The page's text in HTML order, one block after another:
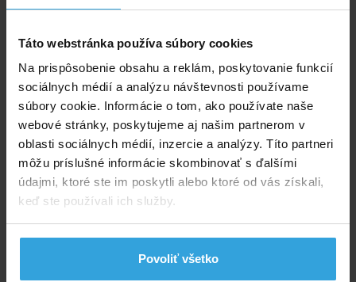
Táto webstránka používa súbory cookies
Na prispôsobenie obsahu a reklám, poskytovanie funkcií
sociálnych médií a analýzu návštevnosti používame
súbory cookie. Informácie o tom, ako používate naše
webové stránky, poskytujeme aj našim partnerom v
oblasti sociálnych médií, inzercie a analýzy. Títo partneri
môžu príslušné informácie skombinovať s ďalšími
údajmi, ktoré ste im poskytli alebo ktoré od vás získali,
keď ste používali ich služby.
Povoliť všetko
Podrobný popis
Podrobný popis
Vnútorný priemer tesnenia 60mm, vonkajší priemer
83mm, hrúbka 2,5 mm.
Doporučené príslušenstvo (1)